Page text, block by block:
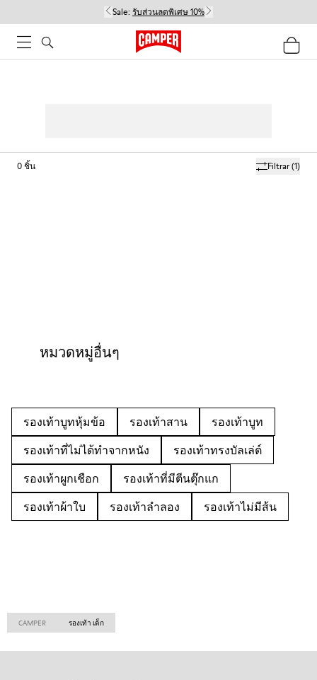
Sale: รับส่วนลดพิเศษ 10%
Filtrar(1)
0ชิ้น
หมวดหมู่อื่นๆ
รองเท้าบูทหุ้มข้อ รองเท้าสาน
รองเท้าบูท
รองเท้าที่ไม่ได้ทำจากหนัง
รองเท้าทรงบัลเล่ต์
รองเท้าผูกเชือก
รองเท้าที่มีตีนตุ๊กแก
รองเท้าผ้าใบ
รองเท้าลำลอง รองเท้าไม่มีส้น
CAMPER รองเท้า เด็ก